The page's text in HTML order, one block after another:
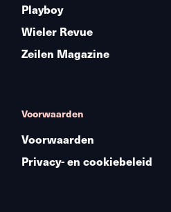
Playboy
Wieler Revue
Zeilen Magazine
Voorwaarden
Voorwaarden
Privacy- en cookiebeleid